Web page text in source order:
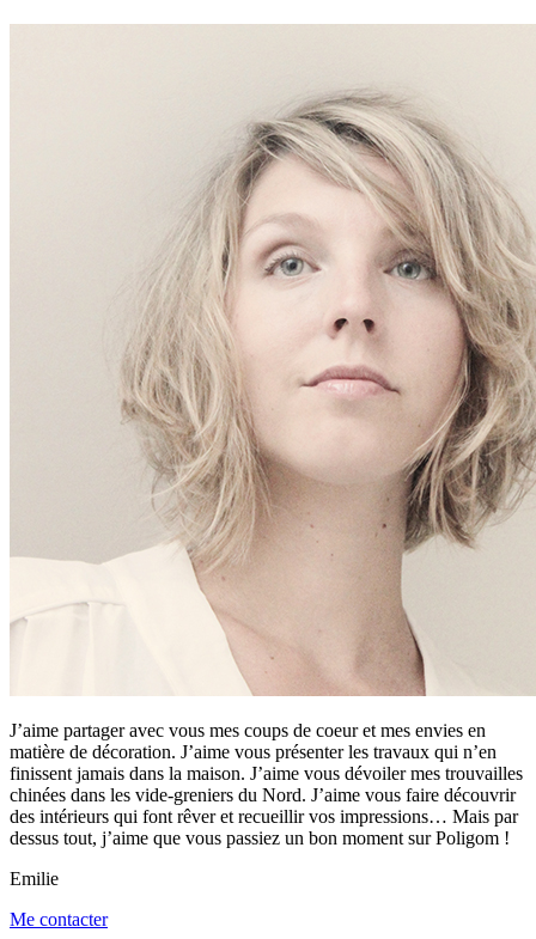
J’aime partager avec vous mes coups de coeur et mes envies en
matière de décoration. J’aime vous présenter les travaux qui n’en
finissent jamais dans la maison. J’aime vous dévoiler mes trouvailles
chinées dans les vide-greniers du Nord. J’aime vous faire découvrir
des intérieurs qui font rêver et recueillir vos impressions… Mais par
dessus tout, j’aime que vous passiez un bon moment sur Poligom !
Emilie
Me contacter